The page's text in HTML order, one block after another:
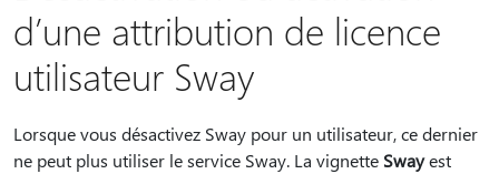
d’une attribution de licence
utilisateur Sway
Lorsque vous désactivez Sway pour un utilisateur, ce dernier
ne peut plus utiliser le service Sway. La vignette Swayest